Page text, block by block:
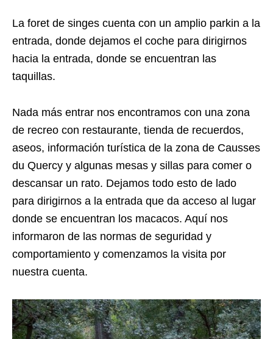
La foret de singes cuenta con un amplio parkin a la
entrada, donde dejamos el coche para dirigirnos
hacia la entrada, donde se encuentran las
taquillas.
Nada más entrar nos encontramos con una zona
de recreo con restaurante, tienda de recuerdos,
aseos, información turística de la zona de Causses
du Quercy y algunas mesas y sillas para comer o
descansar un rato. Dejamos todo esto de lado
para dirigirnos a la entrada que da acceso al lugar
donde se encuentran los macacos. Aquí nos
informaron de las normas de seguridad y
comportamiento y comenzamos la visita por
nuestra cuenta.